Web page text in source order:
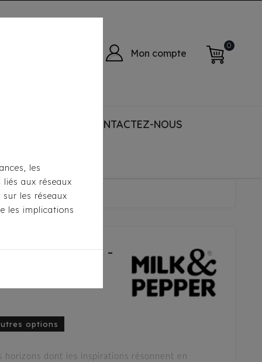
Mon compte
0
CONTACTEZ-NOUS
Babord Jaune
& Pepper -
options
horizons dont les inspirations résonnent en
les
aux réseaux
les réseaux
les implications